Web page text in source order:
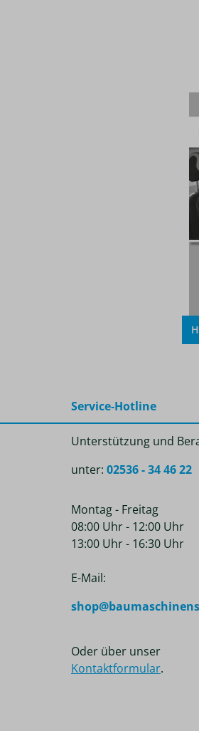
Service-Hotline
Unterstützung und
unter: 02536 - 34 46 22
Montag - Freitag
08:00 Uhr - 12:00 Uhr
13:00 Uhr - 16:30 Uhr
E-Mail:
Oder über unser
Kontaktformular.